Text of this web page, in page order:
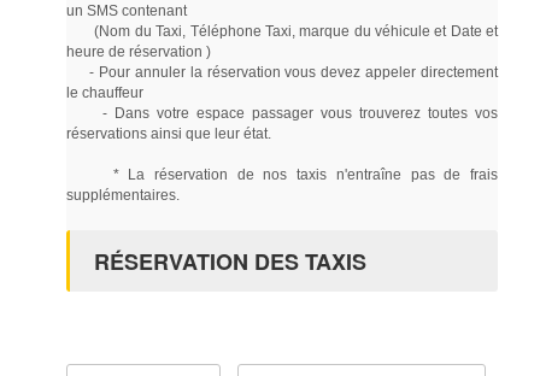
un SMS contenant
(Nom du Taxi, Téléphone Taxi, marque du véhicule et Date et
heure de réservation )
- Pour annuler la réservation vous devez appeler directement
le chauffeur
- Dans votre espace passager vous trouverez toutes vos
réservations ainsi que leur état.
* La réservation de nos taxis n'entraîne pas de frais
supplémentaires.
RÉSERVATION DES TAXIS